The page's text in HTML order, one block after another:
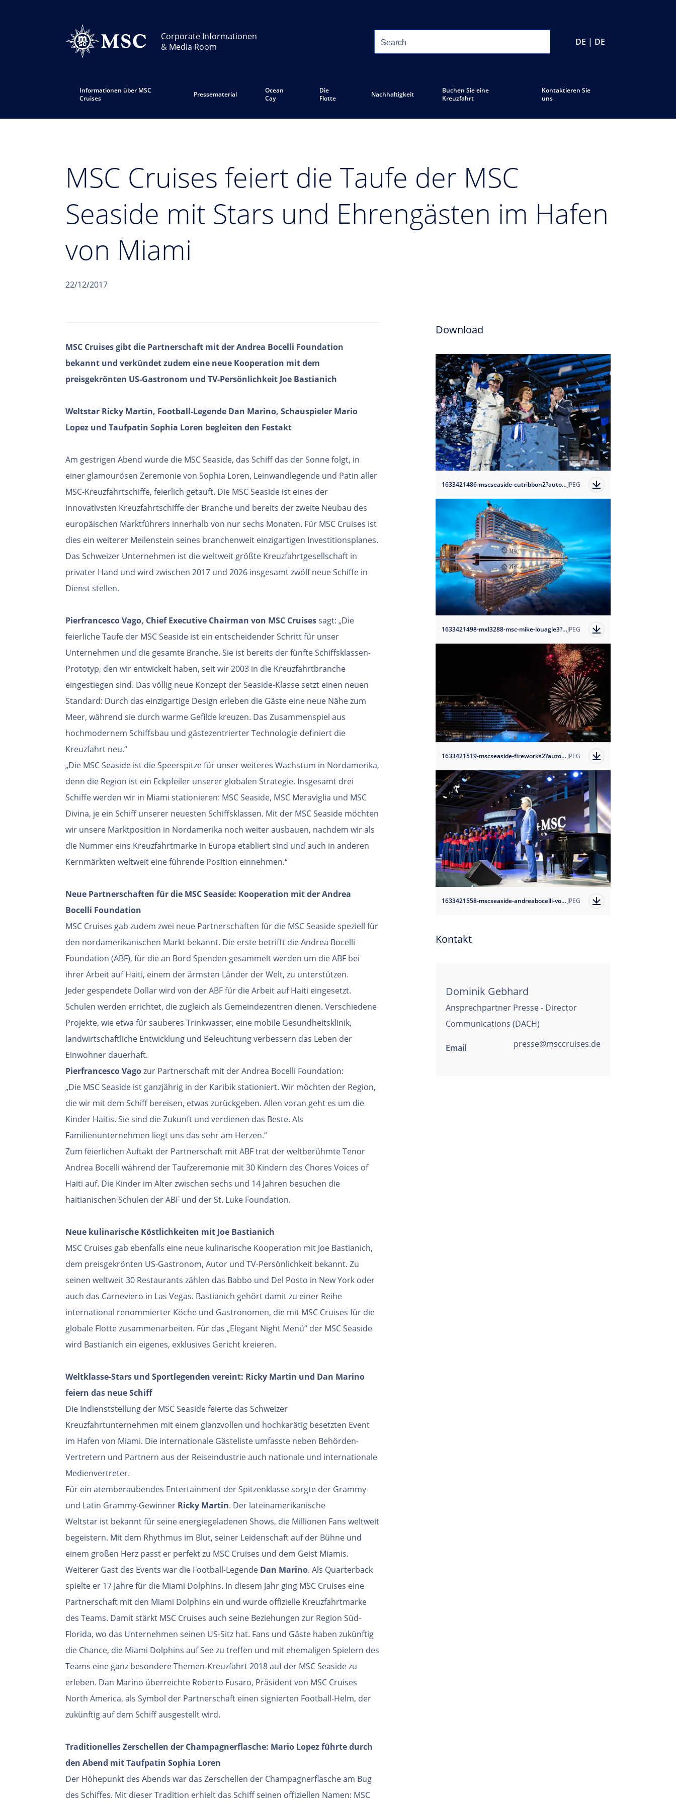
Corporate Informationen
& Media Room
DE | DE
Informationen über MSC
Cruises
Pressematerial
Ocean
Cay
Die
Flotte
Nachhaltigkeit
Buchen Sie eine
Kreuzfahrt
Kontaktieren Sie
uns
MSC Cruises feiert die Taufe der MSC
Seaside mit Stars und Ehrengästen im Hafen
von Miami
22/12/2017
MSC Cruises gibt die Partnerschaft mit der Andrea Bocelli Foundation
bekannt und verkündet zudem eine neue Kooperation mit dem
preisgekrönten US-Gastronom und TV-Persönlichkeit Joe Bastianich
Weltstar Ricky Martin, Football-Legende Dan Marino, Schauspieler Mario
Lopez und Taufpatin Sophia Loren begleiten den Festakt
Am gestrigen Abend wurde die MSC Seaside, das Schiff das der Sonne folgt, in
einer glamourösen Zeremonie von Sophia Loren, Leinwandlegende und Patin aller
MSC-Kreuzfahrtschiffe, feierlich getauft. Die MSC Seaside ist eines der
innovativsten Kreuzfahrtschiffe der Branche und bereits der zweite Neubau des
europäischen Marktführers innerhalb von nur sechs Monaten. Für MSC Cruises ist
dies ein weiterer Meilenstein seines branchenweit einzigartigen Investitionsplanes.
Das Schweizer Unternehmen ist die weltweit größte Kreuzfahrtgesellschaft in
privater Hand und wird zwischen 2017 und 2026 insgesamt zwölf neue Schiffe in
Dienst stellen.
Pierfrancesco Vago, Chief Executive Chairman von MSC Cruisessagt: „Die
feierliche Taufe der MSC Seaside ist ein entscheidender Schritt für unser
Unternehmen und die gesamte Branche. Sie ist bereits der fünfte Schiffsklassen-
Prototyp, den wir entwickelt haben, seit wir 2003 in die Kreuzfahrtbranche
eingestiegen sind. Das völlig neue Konzept der Seaside-Klasse setzt einen neuen
Standard: Durch das einzigartige Design erleben die Gäste eine neue Nähe zum
Meer, während sie durch warme Gefilde kreuzen. Das Zusammenspiel aus
hochmodernem Schiffsbau und gästezentrierter Technologie definiert die
Kreuzfahrt neu.“
„Die MSC Seaside ist die Speerspitze für unser weiteres Wachstum in Nordamerika,
denn die Region ist ein Eckpfeiler unserer globalen Strategie. Insgesamt drei
Schiffe werden wir in Miami stationieren: MSC Seaside, MSC Meraviglia und MSC
Divina, je ein Schiff unserer neuesten Schiffsklassen. Mit der MSC Seaside möchten
wir unsere Marktposition in Nordamerika noch weiter ausbauen, nachdem wir als
die Nummer eins Kreuzfahrtmarke in Europa etabliert sind und auch in anderen
Kernmärkten weltweit eine führende Position einnehmen.“
Neue Partnerschaften für die MSC Seaside: Kooperation mit der Andrea
Bocelli Foundation
MSC Cruises gab zudem zwei neue Partnerschaften für die MSC Seaside speziell für
den nordamerikanischen Markt bekannt. Die erste betrifft die Andrea Bocelli
Foundation (ABF), für die an Bord Spenden gesammelt werden um die ABF bei
ihrer Arbeit auf Haiti, einem der ärmsten Länder der Welt, zu unterstützen.
Jeder gespendete Dollar wird von der ABF für die Arbeit auf Haiti eingesetzt.
Schulen werden errichtet, die zugleich als Gemeindezentren dienen. Verschiedene
Projekte, wie etwa für sauberes Trinkwasser, eine mobile Gesundheitsklinik,
landwirtschaftliche Entwicklung und Beleuchtung verbessern das Leben der
Einwohner dauerhaft.
Pierfrancesco Vagozur Partnerschaft mit der Andrea Bocelli Foundation:
„Die MSC Seaside ist ganzjährig in der Karibik stationiert. Wir möchten der Region,
die wir mit dem Schiff bereisen, etwas zurückgeben. Allen voran geht es um die
Kinder Haitis. Sie sind die Zukunft und verdienen das Beste. Als
Familienunternehmen liegt uns das sehr am Herzen.“
Zum feierlichen Auftakt der Partnerschaft mit ABF trat der weltberühmte Tenor
Andrea Bocelli während der Taufzeremonie mit 30 Kindern des Chores Voices of
Haiti auf. Die Kinder im Alter zwischen sechs und 14 Jahren besuchen die
haitianischen Schulen der ABF und der St. Luke Foundation.
Neue kulinarische Köstlichkeiten mit Joe Bastianich
MSC Cruises gab ebenfalls eine neue kulinarische Kooperation mit Joe Bastianich,
dem preisgekrönten US-Gastronom, Autor und TV-Persönlichkeit bekannt. Zu
seinen weltweit 30 Restaurants zählen das Babbo und Del Posto in New York oder
auch das Carneviero in Las Vegas. Bastianich gehört damit zu einer Reihe
international renommierter Köche und Gastronomen, die mit MSC Cruises für die
globale Flotte zusammenarbeiten. Für das „Elegant Night Menü“ der MSC Seaside
wird Bastianich ein eigenes, exklusives Gericht kreieren.
Weltklasse-Stars und Sportlegenden vereint: Ricky Martin und Dan Marino
feiern das neue Schiff
Die Indienststellung der MSC Seaside feierte das Schweizer
Kreuzfahrtunternehmen mit einem glanzvollen und hochkarätig besetzten Event
im Hafen von Miami. Die internationale Gästeliste umfasste neben Behörden-
Vertretern und Partnern aus der Reiseindustrie auch nationale und internationale
Medienvertreter.
Für ein atemberaubendes Entertainment der Spitzenklasse sorgte der Grammy-
und Latin Grammy-Gewinner Ricky Martin. Der lateinamerikanische
Weltstar ist bekannt für seine energiegeladenen Shows, die Millionen Fans weltweit
begeistern. Mit dem Rhythmus im Blut, seiner Leidenschaft auf der Bühne und
einem großen Herz passt er perfekt zu MSC Cruises und dem Geist Miamis.
Weiterer Gast des Events war die Football-Legende Dan Marino. Als Quarterback
spielte er 17 Jahre für die Miami Dolphins. In diesem Jahr ging MSC Cruises eine
Partnerschaft mit den Miami Dolphins ein und wurde offizielle Kreuzfahrtmarke
des Teams. Damit stärkt MSC Cruises auch seine Beziehungen zur Region Süd-
Florida, wo das Unternehmen seinen US-Sitz hat. Fans und Gäste haben zukünftig
die Chance, die Miami Dolphins auf See zu treffen und mit ehemaligen Spielern des
Teams eine ganz besondere Themen-Kreuzfahrt 2018 auf der MSC Seaside zu
erleben. Dan Marino überreichte Roberto Fusaro, Präsident von MSC Cruises
North America, als Symbol der Partnerschaft einen signierten Football-Helm, der
zukünftig auf dem Schiff ausgestellt wird.
Traditionelles Zerschellen der Champagnerflasche: Mario Lopez führte durch
den Abend mit Taufpatin Sophia Loren
Der Höhepunkt des Abends war das Zerschellen der Champagnerflasche am Bug
des Schiffes. Mit dieser Tradition erhielt das Schiff seinen offiziellen Namen: MSC
Download
1633421486-mscseaside-cutribbon2?auto=formatJPEG
1633421498-mxl3288-msc-mike-louagie3?auto=formatJPEG
1633421519-mscseaside-fireworks2?auto=format JPEG
1633421558-mscseaside-andreabocelli-voicesofhaiti?auto=format JPEG
Kontakt
Dominik Gebhard
Ansprechpartner Presse - Director
Communications (DACH)
Email presse@msccruises.de